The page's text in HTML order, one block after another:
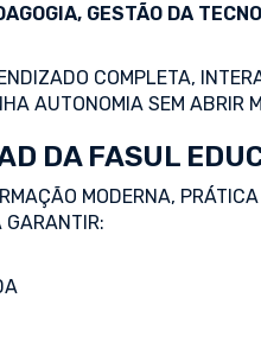
GESTÃO DA
COMPLETA,
AUTONOMIA SEM ABRIR
DA FASUL
MODERNA,
GARANTIR: